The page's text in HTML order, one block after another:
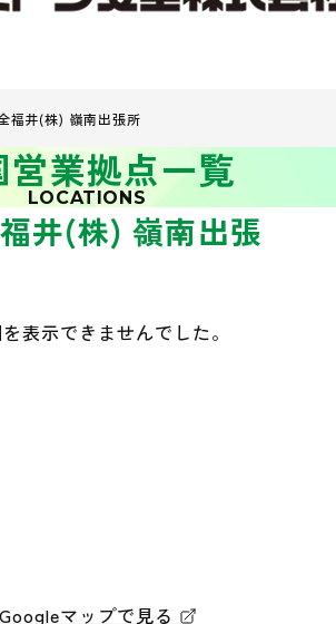
福井(株) 嶺南出張所
営業拠点一覧
LOCATIONS
井(株) 嶺南出張
表示できませんでした。
Googleマップで見る